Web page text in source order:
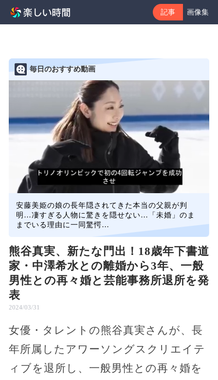
記事 画像集
毎日のおすすめ動画
安藤美姫の娘の長年隠されてきた本当の父親が判
明…凄すぎる人物に驚きを隠せない…「未婚」のま
までいる理由に一同驚愕…
熊谷真実、新たな門出！18歳年下書道
家・中澤希水との離婚から3年、一般
男性との再々婚と芸能事務所退所を発
表
2024/03/31
女優・タレントの熊谷真実さんが、長
年所属したアワーソングスクリエイテ
ィブを退所し、一般男性との再々婚を